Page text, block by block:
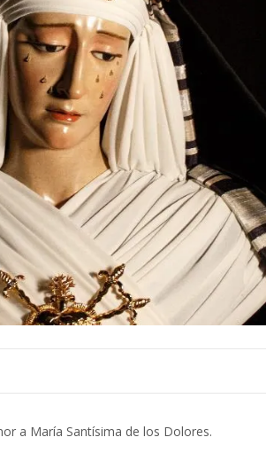
a María Santísima de los Dolores.